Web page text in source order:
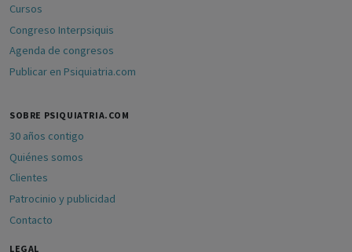
Cursos
Congreso Interpsiquis
Agenda de congresos
Publicar en Psiquiatria.com
SOBRE PSIQUIATRIA.COM
30 años contigo
Quiénes somos
Clientes
Patrocinio y publicidad
Contacto
LEGAL